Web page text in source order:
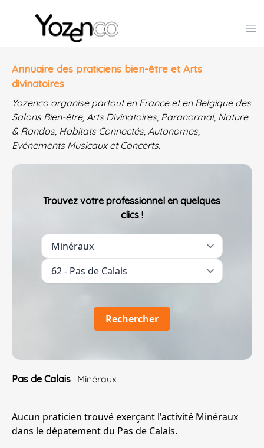
Yozenco - Organisateur de Salons, Evénements et
Annuaire des praticiens bien-être et Arts
divinatoires
Yozenco organise partout en France et en Belgique des
Salons Bien-être, Arts Divinatoires, Paranormal, Nature
& Randos, Habitats Connectés, Autonomes,
Evénements Musicaux et Concerts.
Trouvez votre professionnel en quelques
clics !
Rechercher
Pas de Calais : Minéraux
Aucun praticien trouvé exerçant l'activité Minéraux
dans le dépatement du Pas de Calais.